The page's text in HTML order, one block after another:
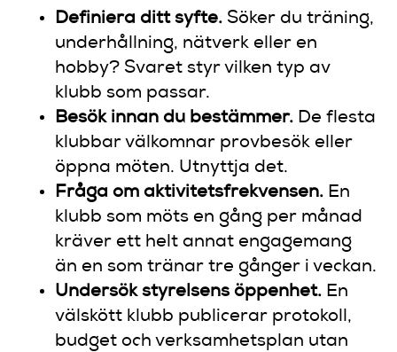
Definiera ditt syfte. Söker du träning,
underhållning, nätverk eller en
hobby? Svaret styr vilken typ av
klubb som passar.
Besök innan du bestämmer. De flesta
klubbar välkomnar provbesök eller
öppna möten. Utnyttja det.
Fråga om aktivitetsfrekvensen. En
klubb som möts en gång per månad
kräver ett helt annat engagemang
än en som tränar tre gånger i veckan.
Undersök styrelsens öppenhet. En
välskött klubb publicerar protokoll,
budget och verksamhetsplan utan